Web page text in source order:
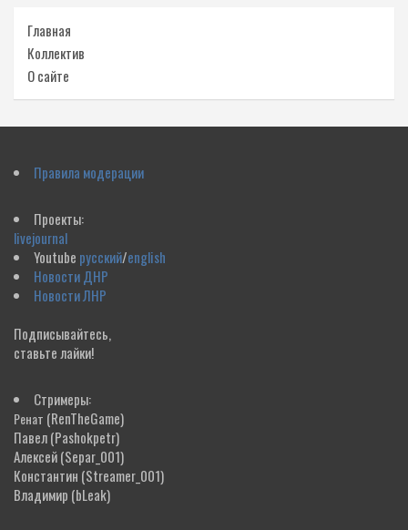
Главная
Коллектив
О сайте
Правила модерации
Проекты:
livejournal
Youtube русский/english
Новости ДНР
Новости ЛНР
Подписывайтесь,
ставьте лайки!
Стримеры:
Ренат (RenTheGame)
Павел(Pashokpetr)
Алексей(Separ_001)
Константин (Streamer_001)
Владимир (bLeak)